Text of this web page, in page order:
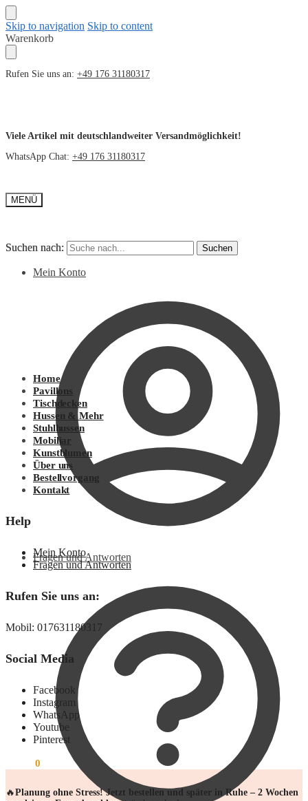
Skip to navigation Skip to content
Warenkorb
Rufen Sie uns an: +49 176 31180317
Viele Artikel mit deutschlandweiter Versandmöglichkeit!
WhatsApp Chat: +49 176 31180317
MENÜ
Suchen nach: Suchen
Mein Konto
Fragen und Antworten
Suchen nach: Suchen
Home
Pavillons
Tischdecken
Hussen & Mehr
Stuhlhussen
Mobiliar
Kunstblumen
Über uns
Bestellvorgang
Kontakt
Help
Mein Konto
Fragen und Antworten
Rufen Sie uns an:
Mobil: 017631180317
Social Media
Facebook
Instagram
WhatsApp
Youtube
Pinterest
0
🔥Planung ohne Stress! Jetzt bestellen und später in Ruhe – 2 Wochen